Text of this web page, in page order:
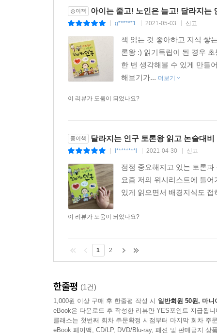
종이책 아이는 줄고! 노인은 늘고! 달라지는
g******1 2021-05-03 신고
책 읽는 것 좋아하고 지식 쌓
론왕 :) 읽기독립이 된 경우
한 번 생각해볼 수 있게 만들
해보기가... 더보기
이 리뷰가 도움이 되었나요?
종이책 달라지는 인구 토론왕 읽고 논술대비
l********l 2021-04-30 신고
점점 중요해지고 있는 토론
요즘 저의 위시리스트에 들
있게 읽으면서 배경지식도
이 리뷰가 도움이 되었나요?
1 2
한줄평 (1건)
1,000원 이상 구매 후 한줄평 작성 시 일반회원 50원, 마니
eBook은 다운로드 후 작성한 리뷰만 YES포인트 지급됩니
클래스는 첫번째 회차 주문확정 시점부터 마지막 회차 주
eBook 페이백, CD/LP, DVD/Blu-ray, 패션 및 판매금지 상